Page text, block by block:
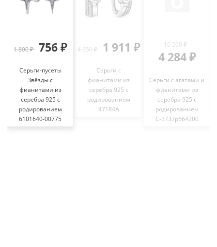
1 800 ₽ 756 ₽
Серьги-пусеты
Звёзды с
фианитами из
серебра 925 с
родированием
6101640-00775
4 550 ₽ 1 911 ₽
Серьги с
фианитами из
серебра 925 с
родированием
47184А
10 200 ₽
4 284 ₽
Серьги с агатами и
фианитами из
серебра 925 с
родированием
С-3737рб64200